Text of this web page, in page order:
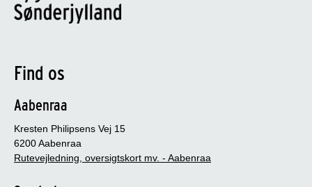
Find os
Aabenraa
Kresten Philipsens Vej 15
6200 Aabenraa
Rutevejledning, oversigtskort mv. - Aabenraa